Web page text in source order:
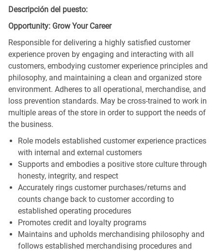
Descripción del puesto:
Opportunity: Grow Your Career
Responsible for delivering a highly satisfied customer
experience proven by engaging and interacting with all
customers, embodying customer experience principles and
philosophy, and maintaining a clean and organized store
environment. Adheres to all operational, merchandise, and
loss prevention standards. May be cross-trained to work in
multiple areas of the store in order to support the needs of
the business.
Role models established customer experience practices
with internal and external customers
Supports and embodies a positive store culture through
honesty, integrity, and respect
Accurately rings customer purchases/returns and
counts change back to customer according to
established operating procedures
Promotes credit and loyalty programs
Maintains and upholds merchandising philosophy and
follows established merchandising procedures and